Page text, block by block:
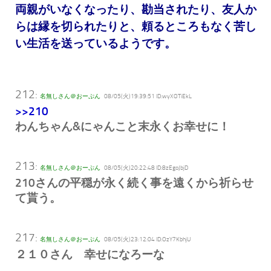
両親がいなくなったり、勘当されたり、友人か
らは縁を切られたりと、頼るところもなく苦し
い生活を送っているようです。
212: 名無しさん＠おーぷん 08/05(火)19:39:51 ID:wyXOTiEkL
>>210
わんちゃん&にゃんこと末永くお幸せに！
213: 名無しさん＠おーぷん 08/05(火)20:22:48 ID:8zEgoJbjD
210さんの平穏が永く続く事を遠くから祈らせ
て貰う。
217: 名無しさん＠おーぷん 08/05(火)23:12:04 ID:OzY7KbhjU
２１０さん 幸せになろーな